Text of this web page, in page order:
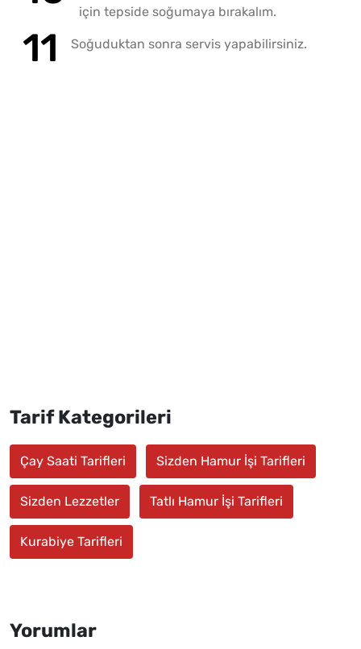
için tepside soğumaya bırakalım.
Soğuduktan sonra servis yapabilirsiniz.
Tarif Kategorileri
Çay Saati Tarifleri Sizden Hamur İşi Tarifleri
Sizden Lezzetler Tatlı Hamur İşi Tarifleri
Kurabiye Tarifleri
Yorumlar